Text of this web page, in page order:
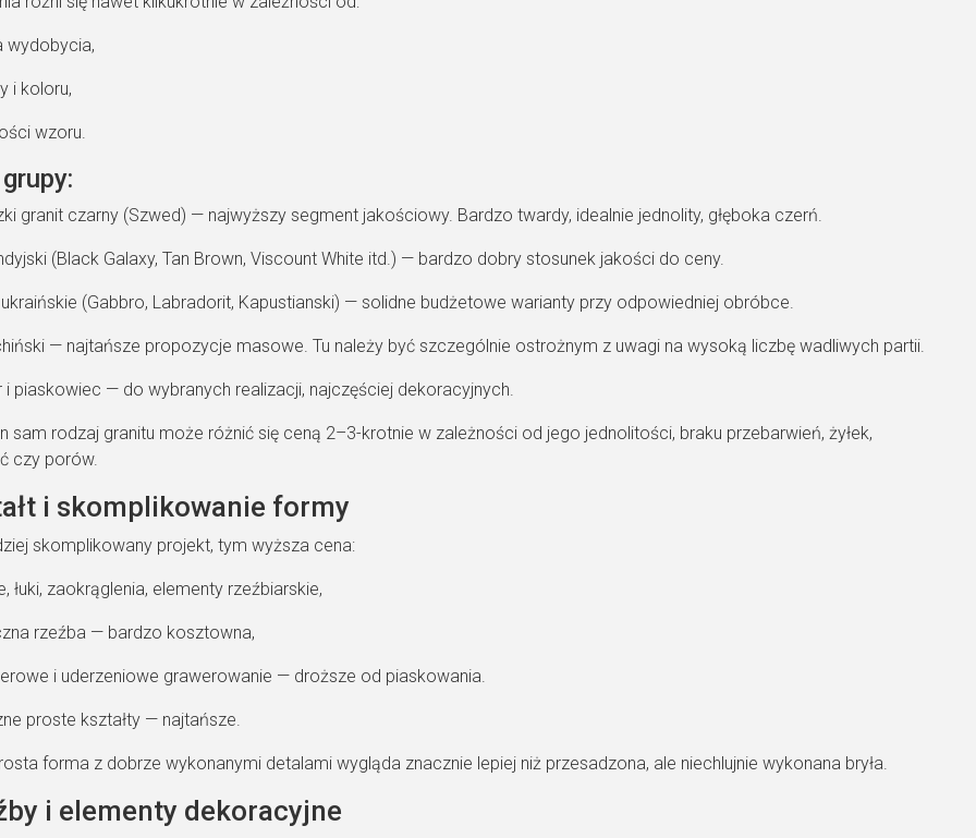
wydobycia,
i koloru,
wzoru.
granit czarny (Szwed) — najwyższy segment jakościowy. Bardzo twardy, idealnie jednolity, głęboka czerń.
(Black Galaxy, Tan Brown, Viscount White itd.) — bardzo dobry stosunek jakości do ceny.
(Gabbro, Labradorit, Kapustianski) — solidne budżetowe warianty przy odpowiedniej obróbce.
— najtańsze propozycje masowe. Tu należy być szczególnie ostrożnym z uwagi na wysoką liczbę wadliwych partii.
i piaskowiec — do wybranych realizacji, najczęściej dekoracyjnych.
sam rodzaj granitu może różnić się ceną 2–3-krotnie w zależności od jego jednolitości, braku przebarwień, żyłek,
czy porów.
i skomplikowanie formy
skomplikowany projekt, tym wyższa cena:
łuki, zaokrąglenia, elementy rzeźbiarskie,
rzeźba — bardzo kosztowna,
i uderzeniowe grawerowanie — droższe od piaskowania.
proste kształty — najtańsze.
forma z dobrze wykonanymi detalami wygląda znacznie lepiej niż przesadzona, ale niechlujnie wykonana bryła.
i elementy dekoracyjne